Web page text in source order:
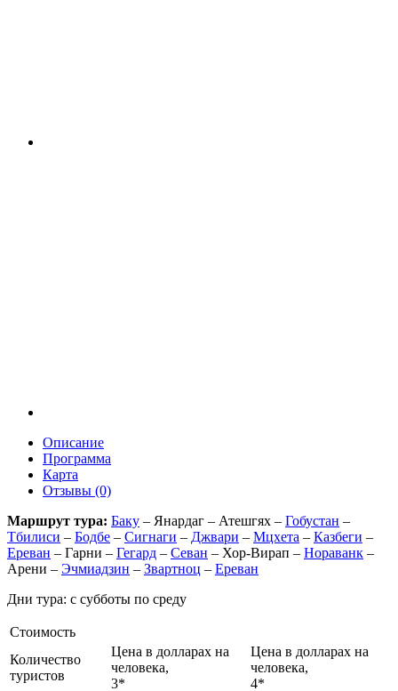
Описание
Программа
Карта
Отзывы (0)
Маршрут тура: Баку – Янардаг – Атешгях – Гобустан –
Тбилиси – Бодбе – Сигнаги – Джвари – Мцхета – Казбеги –
Ереван – Гарни – Гегард – Севан – Хор-Вирап – Нораванк –
Арени – Эчмиадзин – Звартноц – Ереван
Дни тура: с субботы по среду
Стоимость
Количество
туристов
Цена в долларах на
человека,
3*
Цена в долларах на
человека,
4*